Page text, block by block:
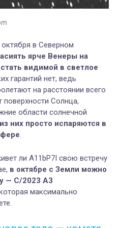
октября в Северном
ярче Венеры на
видимой в светлое
гарантий нет, ведь
на расстоянии всего
поверхности Солнца,
области солнечной
них просто испаряются в
.
ли A11bP7I свою встречу
в октябре с Земли можно
— C/2023 A3
максимально